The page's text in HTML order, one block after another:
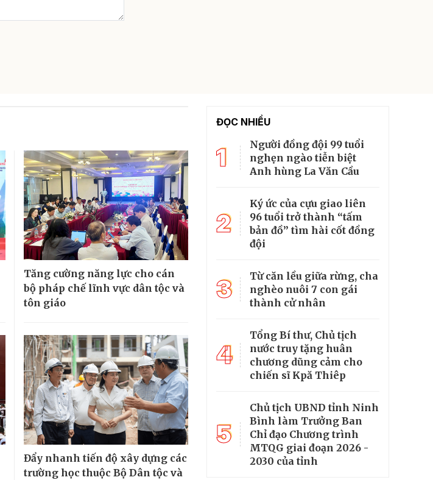
Tăng cường năng lực cho cán
bộ pháp chế lĩnh vực dân tộc và
tôn giáo
Đẩy nhanh tiến độ xây dựng các
trường học thuộc Bộ Dân tộc và
ĐỌC NHIỀU
1
Người đồng đội 99 tuổi
nghẹn ngào tiễn biệt
Anh hùng La Văn Cầu
2
Ký ức của cựu giao liên
96 tuổi trở thành “tấm
bản đồ” tìm hài cốt đồng
đội
3
Từ căn lều giữa rừng, cha
nghèo nuôi 7 con gái
thành cử nhân
4
Tổng Bí thư, Chủ tịch
nước truy tặng huân
chương dũng cảm cho
chiến sĩ Kpă Thiêp
5
Chủ tịch UBND tỉnh Ninh
Bình làm Trưởng Ban
Chỉ đạo Chương trình
MTQG giai đoạn 2026 -
2030 của tỉnh